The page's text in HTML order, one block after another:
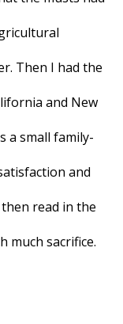
Then I had the
and New
a small family-
and
read in the
much sacrifice.